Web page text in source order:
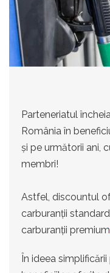
Parteneriatul
România în
și pe următorii ani,
membri!
Astfel, discountul
carburanții
carburanții premium
În ideea